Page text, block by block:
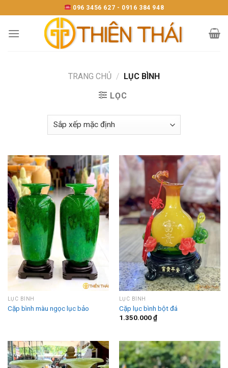
to
content
096 3456 627 - 0916 384 948
TRANG CHỦ / LỤC BÌNH
LỌC
LỤC BÌNH
Cặp bình màu ngọc lục bảo
LỤC BÌNH
Cặp lục bình bột đá
1.350.000₫